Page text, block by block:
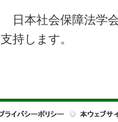
日本社会保障法学
支持します。